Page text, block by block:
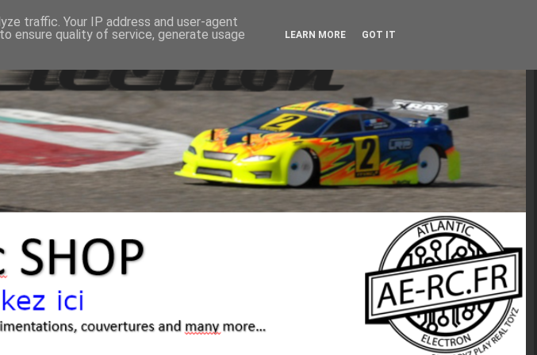
traffic. Your IP address and user-agent
ensure quality of service, generate usage
LEARN MORE GOT IT